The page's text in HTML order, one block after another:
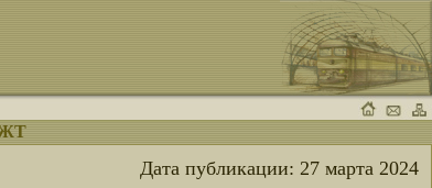
Дата публикации: 27 марта 2024